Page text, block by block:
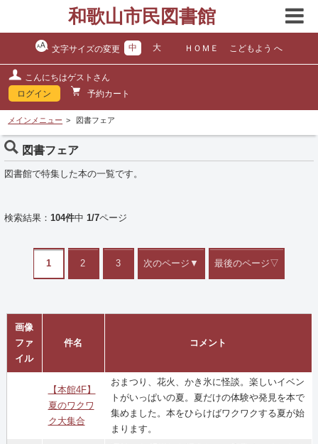
和歌山市民図書館
文字サイズの変更 中 大 ＨＯＭＥ こどもよう へ
こんにちはゲストさん
ログイン
予約カート
メインメニュー 図書フェア
図書フェア
図書館で特集した本の一覧です。
検索結果：104件中1/7ページ
1 2 3 次のページ▼ 最後のページ▽
画像
ファ
イル
件名 コメント
【本館4F】
夏のワクワ
ク大集合
おまつり、花火、かき氷に怪談。楽しいイベン
トがいっぱいの夏。夏だけの体験や発見を本で
集めました。本をひらけばワクワクする夏が始
まります。